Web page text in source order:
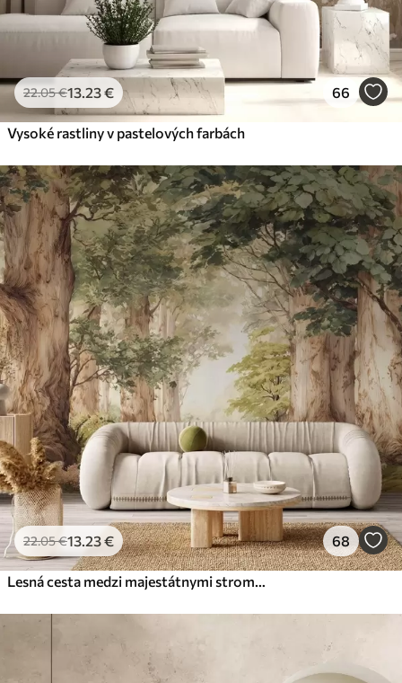
22.05€13 .23€ 66
Vysoké rastliny v pastelových farbách
22.05€13 .23€ 68